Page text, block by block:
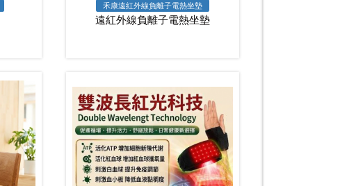
禾康遠紅外線負離子電熱坐墊
遠紅外線負離子電熱坐墊